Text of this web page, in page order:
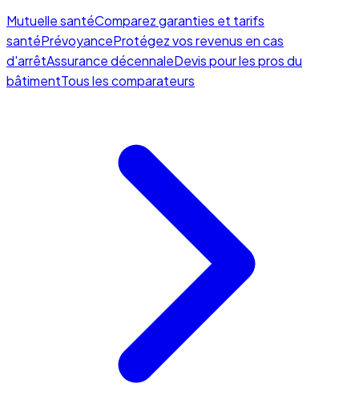
Mutuelle santéComparez garanties et tarifs
santéPrévoyanceProtégez vos revenus en cas
d'arrêtAssurance décennaleDevis pour les pros du
bâtimentTous les comparateurs